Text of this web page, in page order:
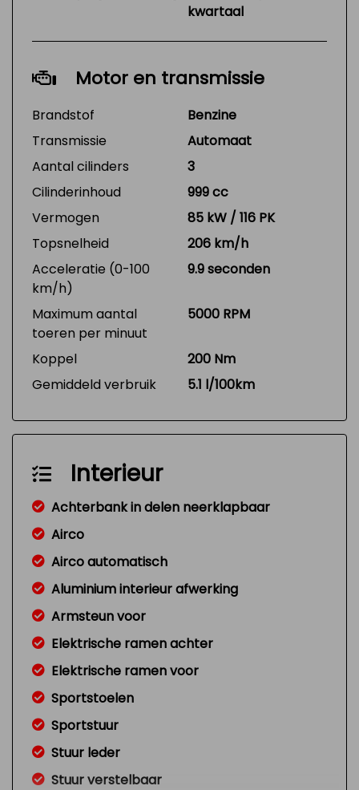
kwartaal
Motor en transmissie
Brandstof
Benzine
Transmissie
Automaat
Aantal cilinders
3
Cilinderinhoud
999 cc
Vermogen
85 kW / 116 PK
Topsnelheid
206 km/h
Acceleratie (0-100
km/h)
9.9 seconden
Maximum aantal
toeren per minuut
5000 RPM
Koppel
200 Nm
Gemiddeld verbruik
5.1 l/100km
Interieur
Achterbank in delen neerklapbaar
Airco
Airco automatisch
Aluminium interieur afwerking
Armsteun voor
Elektrische ramen achter
Elektrische ramen voor
Sportstoelen
Sportstuur
Stuur leder
Stuur verstelbaar